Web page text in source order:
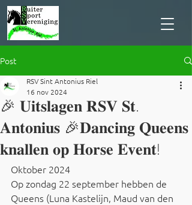
Post
🎉 𝐔𝐢𝐭𝐬𝐥𝐚𝐠𝐞𝐧 𝐑𝐒𝐕 𝐒𝐭.
𝐀𝐧𝐭𝐨𝐧𝐢𝐮𝐬 🎉𝐃𝐚𝐧𝐜𝐢𝐧𝐠 𝐐𝐮𝐞𝐞𝐧𝐬
𝐤𝐧𝐚𝐥𝐥𝐞𝐧 𝐨𝐩 𝐇𝐨𝐫𝐬𝐞 𝐄𝐯𝐞𝐧𝐭!
RSV Sint Antonius Riel
16 nov 2024
Oktober 2024
Op zondag 22 september hebben de
Queens (Luna Kastelijn, Maud van den